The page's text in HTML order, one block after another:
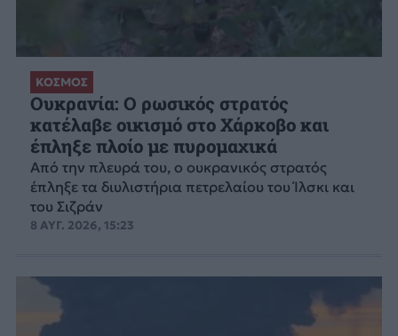
ΚΟΣΜΟΣ
Ουκρανία: Ο ρωσικός στρατός
κατέλαβε οικισμό στο Χάρκοβο και
έπληξε πλοίο με πυρομαχικά
Από την πλευρά του, ο ουκρανικός στρατός
έπληξε τα διυλιστήρια πετρελαίου του Ίλσκι και
του Σιζράν
8 ΑΥΓ. 2026, 15:23